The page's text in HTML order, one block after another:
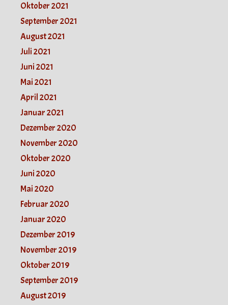
Oktober 2021
September 2021
August 2021
Juli 2021
Juni 2021
Mai 2021
April 2021
Januar 2021
Dezember 2020
November 2020
Oktober 2020
Juni 2020
Mai 2020
Februar 2020
Januar 2020
Dezember 2019
November 2019
Oktober 2019
September 2019
August 2019